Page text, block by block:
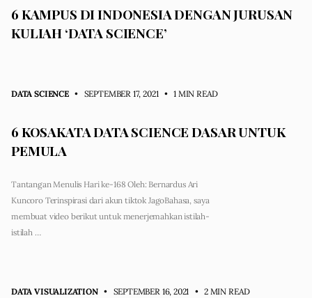
6 KAMPUS DI INDONESIA DENGAN JURUSAN
KULIAH ‘DATA SCIENCE’
DATA SCIENCE • SEPTEMBER 17, 2021 • 1 MIN READ
6 KOSAKATA DATA SCIENCE DASAR UNTUK
PEMULA
Tantangan Menulis Hari ke-168 Oleh: Bernardus Ari
Kuncoro Terinspirasi dari akun tiktok JagoBahasa, saya
membuat video berikut untuk menerjemahkan istilah-
istilah …
DATA VISUALIZATION • SEPTEMBER 16, 2021 • 2 MIN READ